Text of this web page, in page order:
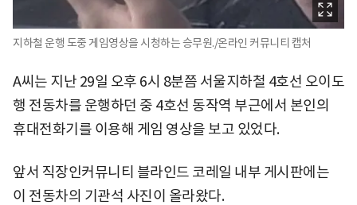
지하철 운행 도중 게임영상을 시청하는 승무원./온라인 커뮤니티 캡처
A씨는 지난 29일 오후 6시 8분쯤 서울지하철 4호선 오이도
행 전동차를 운행하던 중 4호선 동작역 부근에서 본인의
휴대전화기를 이용해 게임 영상을 보고 있었다.
앞서 직장인커뮤니티 블라인드 코레일 내부 게시판에는
이 전동차의 기관석 사진이 올라왔다.